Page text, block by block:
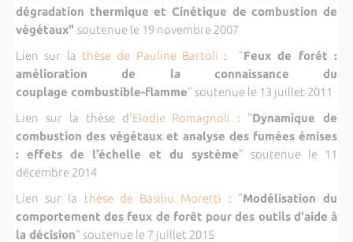
dégradation thermique et Cinétique de combustion de
végétaux" soutenue le 19 novembre 2007
Lien sur la thèse de Pauline Bartoli : "Feux de forêt :
amélioration de la connaissance du
couplage combustible-flamme" soutenue le 13 juillet 2011
Lien sur la thèse d'Elodie Romagnoli : "Dynamique de
combustion des végétaux et analyse des fumées émises
: effets de l’échelle et du système" soutenue le 11
décembre 2014
Lien sur la thèse de Basiliu Moretti : "Modélisation du
comportement des feux de forêt pour des outils d'aide à
la décision" soutenue le 7 juillet 2015